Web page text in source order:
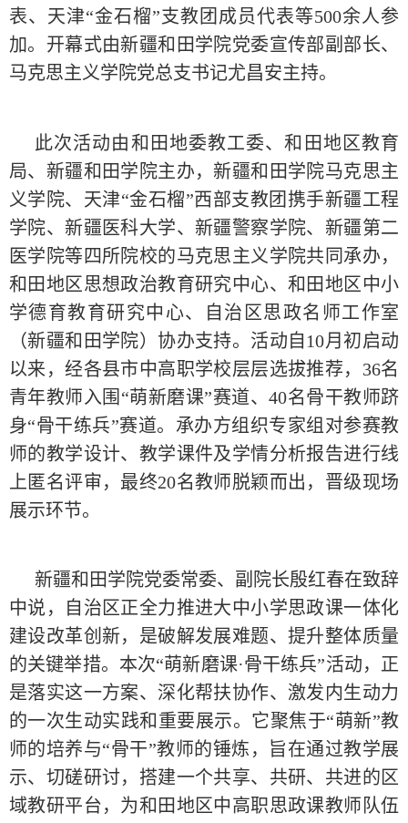
表、天津“金石榴”支教团成员代表等500余人参
加。开幕式由新疆和田学院党委宣传部副部长、
马克思主义学院党总支书记尤昌安主持。
此次活动由和田地委教工委、和田地区教育
局、新疆和田学院主办，新疆和田学院马克思主
义学院、天津“金石榴”西部支教团携手新疆工程
学院、新疆医科大学、新疆警察学院、新疆第二
医学院等四所院校的马克思主义学院共同承办，
和田地区思想政治教育研究中心、和田地区中小
学德育教育研究中心、自治区思政名师工作室
（新疆和田学院）协办支持。活动自10月初启动
以来，经各县市中高职学校层层选拔推荐，36名
青年教师入围“萌新磨课”赛道、40名骨干教师跻
身“骨干练兵”赛道。承办方组织专家组对参赛教
师的教学设计、教学课件及学情分析报告进行线
上匿名评审，最终20名教师脱颖而出，晋级现场
展示环节。
新疆和田学院党委常委、副院长殷红春在致辞
中说，自治区正全力推进大中小学思政课一体化
建设改革创新，是破解发展难题、提升整体质量
的关键举措。本次“萌新磨课·骨干练兵”活动，正
是落实这一方案、深化帮扶协作、激发内生动力
的一次生动实践和重要展示。它聚焦于“萌新”教
师的培养与“骨干”教师的锤炼，旨在通过教学展
示、切磋研讨，搭建一个共享、共研、共进的区
域教研平台，为和田地区中高职思政课教师队伍